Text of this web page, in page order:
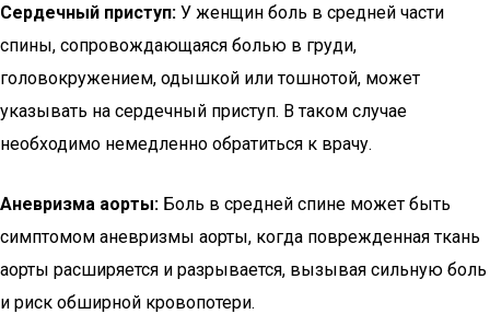
Сердечный приступ: У женщин боль в средней части
спины, сопровождающаяся болью в груди,
головокружением, одышкой или тошнотой, может
указывать на сердечный приступ. В таком случае
необходимо немедленно обратиться к врачу.
Аневризма аорты: Боль в средней спине может быть
симптомом аневризмы аорты, когда поврежденная ткань
аорты расширяется и разрывается, вызывая сильную боль
и риск обширной кровопотери.